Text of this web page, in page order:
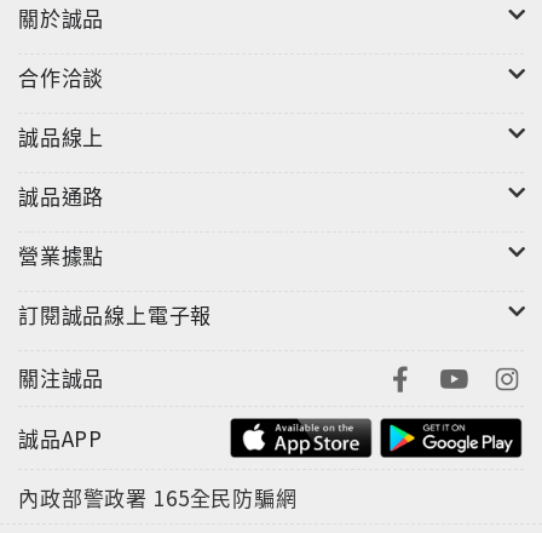
關於誠品
合作洽談
誠品線上
誠品通路
營業據點
訂閱誠品線上電子報
關注誠品
誠品APP
內政部警政署 165全民防騙網